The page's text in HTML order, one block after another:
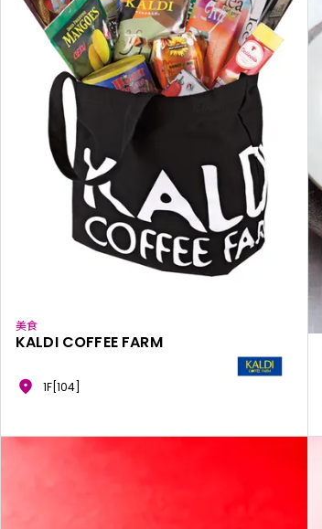
美食
KALDI COFFEE FARM
1F[104]